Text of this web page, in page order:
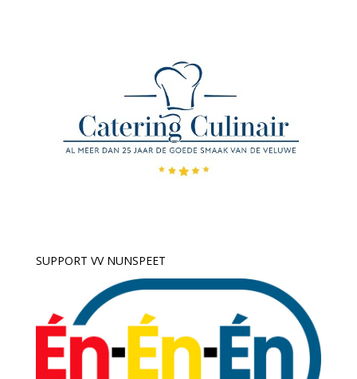
SUPPORT VV NUNSPEET